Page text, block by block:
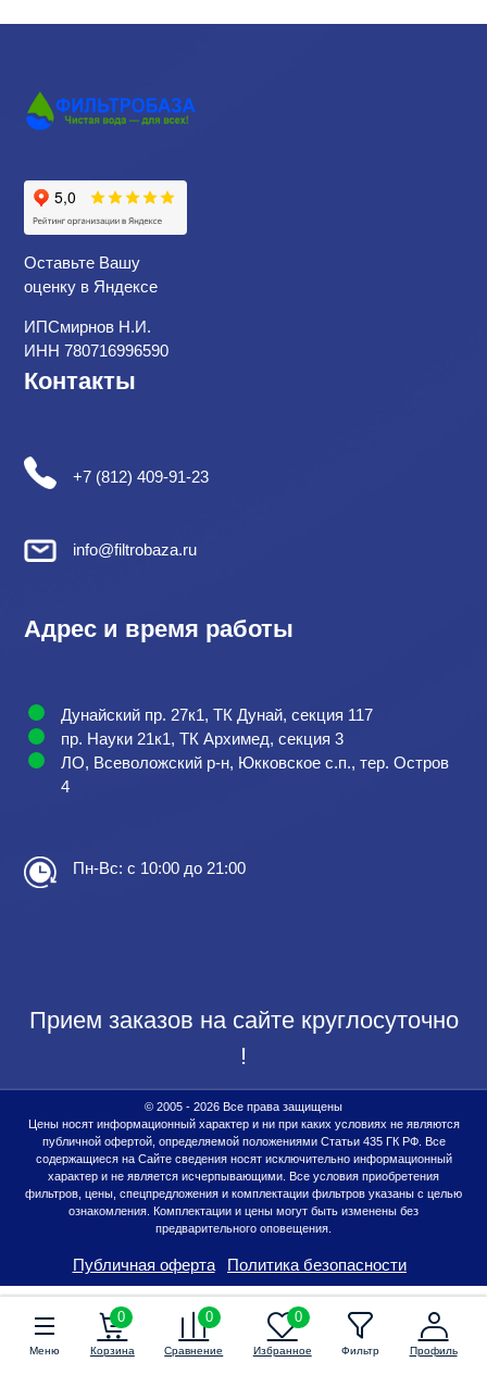
Оставьте Вашу
оценку в Яндексе
ИПСмирнов Н.И.
ИНН 780716996590
Контакты
+7 (812) 409-91-23
info@filtrobaza.ru
Адрес и время работы
Дунайский пр. 27к1, ТК Дунай, секция 117
пр. Науки 21к1, ТК Архимед, секция 3
ЛО, Всеволожский р-н, Юкковское с.п., тер. Остров
4
Пн-Вс: с 10:00 до 21:00
Прием заказов на сайте круглосуточно
!
© 2005 - 2026 Все права защищены
Цены носят информационный характер и ни при каких условиях не являются
публичной офертой, определяемой положениями Статьи 435 ГК РФ. Все
содержащиеся на Сайте сведения носят исключительно информационный
характер и не является исчерпывающими. Все условия приобретения
фильтров, цены, спецпредложения и комплектации фильтров указаны с целью
ознакомления. Комплектации и цены могут быть изменены без
предварительного оповещения.
Публичная оферта Политика безопасности
Меню
0
Корзина
0
Сравнение
0
Избранное Фильтр Профиль